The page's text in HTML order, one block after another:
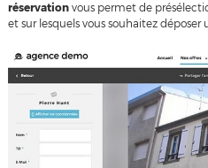
réservationvous permet de
et sur lesquels vous souhaitez déposer